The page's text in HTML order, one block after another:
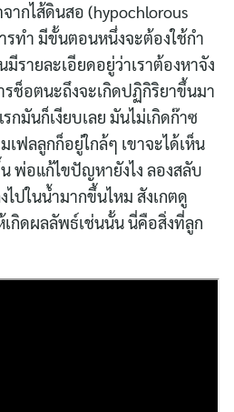
ากไส้ดินสอ (hypochlorous
รทำ มีขั้นตอนหนึ่งจะต้องใช้กำ
รายละเอียดอยู่ว่าเราต้องหาจัง
ช็อตนะถึงจะเกิดปฏิกิริยาขึ้นมา
กมันก็เงียบเลย มันไม่เกิดก๊าซ
ฟลลูกก็อยู่ใกล้ๆ เขาจะได้เห็น
พ่อแก้ไขปัญหายังไง ลองสลับ
ปในน้ำมากขึ้นไหม สังเกตดู
กิดผลลัพธ์เช่นนั้น นี่คือสิ่งที่ลูก